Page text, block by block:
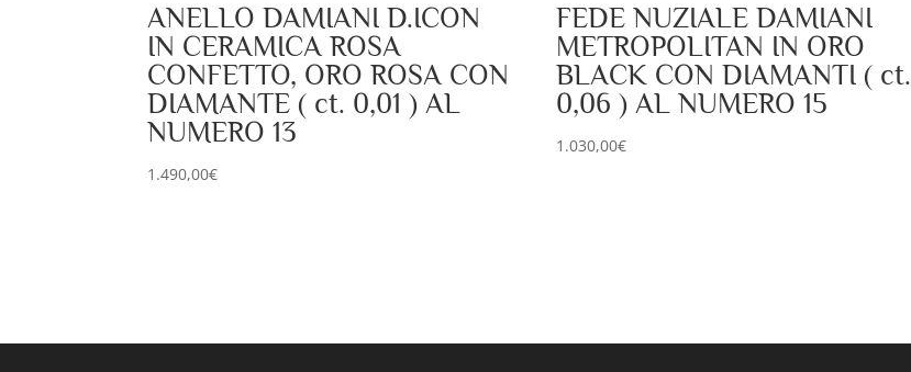
ANELLO DAMIANI D.ICON
IN CERAMICA ROSA
CONFETTO, ORO ROSA CON
DIAMANTE ( ct. 0,01 ) AL
NUMERO 13
1.490,00€
FEDE NUZIALE DAMIANI
METROPOLITAN IN ORO
BLACK CON DIAMANTI ( ct.
0,06 ) AL NUMERO 15
1.030,00€